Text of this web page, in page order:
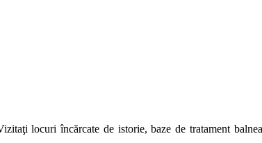
locuri încărcate de istorie, baze de tratament